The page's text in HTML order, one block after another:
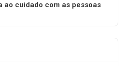
ao cuidado com as pessoas